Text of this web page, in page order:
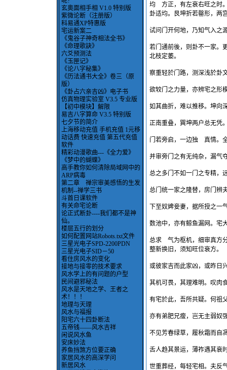
玄奥面相手相 V1.0 特别版
紫微论断（注册版）
科易通XP特惠版
宅运新案二
《鬼谷子神奇相法全书》
《命理歌訣》
六爻预测法
《玉匣记》
《论八字秘集》
《历法通书大全》卷三（原
版）
《卦占六亲吉凶》电子书
仿真物理实验室 V3.5 专业版
【初中模块】解限
易吉八字算命 V3.5 特别版
七夕节的简介
上海移动充值 手机充值 1元移
动话费 快速充值 第五代充值
软件
精彩动漫歌曲---《全力爱》
《梦中的蝴蝶》
高手教你如何清除局域网中的
ARP病毒
第二章 禅宗审美感悟的生发
机制--禅学三书
斗首日课软件
有关命宅论断
论正式断卦----我们都不是神
仙。
楼层五行的划分
如何配置网站Robots.txt文件
三星光电子SPD-2200PDN
三星光电子SID－50
看住房风水的变化
接地与接零的技术要求
风水学上的有问题的户型
民间避邪秘法
风水是天地之学、王者之
术！！！
地理与天理
风水与福报
阳宅六十四卦断法
五帝钱——风水吉祥
闲说风水鱼
安床妙法
养鱼挡煞方位要正确
家居风水的高深学问
新居风水
均 方正，有左衰右旺之时
卦适均。艮坤折若罄形，两
试问门开何地，乃知气入之
若门通前後，则卦不一家。
北枝定萎。
察重轻於门路，测深浅於
欲较门之力量，亦辨宅之形
如其曲折，难以推移。坤向
正南重叠，巽坤两户总无凭
门若旁启，一边独 真情。
并审旁门之有无纯杂，漏气
总之多门不如一门之专精，
总门统一家之隆替，房门辨
下至奴婢妾妻，据所授之一
数池中，亦有鲸鱼漏网。宅
总求 气为枢机，细审真方
整新换旧，须知旺位衰方。
或彼家吉而此家凶，或昨日
其机可畏，其理难明。叹肉
有宅於此，吾所共疑。何祖
亦有弟肥兄瘦，岂无主弱奴
不见芳春绿草，履秋霜而自
舌人趋其景运，薄祚遇其衰
世重葬经，每轻宅相。夫反